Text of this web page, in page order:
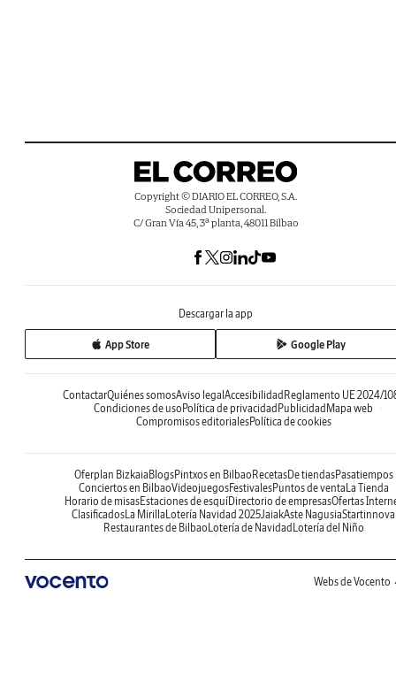
Copyright © DIARIO EL CORREO, S.A.
Sociedad Unipersonal.
C/ Gran Vía 45, 3ª planta, 48011 Bilbao
Descargar la app
App Store Google Play
ContactarQuiénes somosAviso legal Accesibilidad Reglamento UE 2024/
Condiciones de uso Política de privacidad Publicidad Mapa web
Compromisos editorialesPolítica de cookies
Oferplan Bizkaia BlogsPintxos en Bilbao RecetasDe tiendasPasatiempos
Conciertos en BilbaoVideojuegosFestivalesPuntos de venta La Tienda
Horario de misasEstaciones de esquíDirectorio de empresasOfertas
ClasificadosLa Mirilla Lotería Navidad 2025JaiakAste NagusiaStartinnova
Restaurantes de Bilbao Lotería de Navidad Lotería del Niño
Webs de Vocento